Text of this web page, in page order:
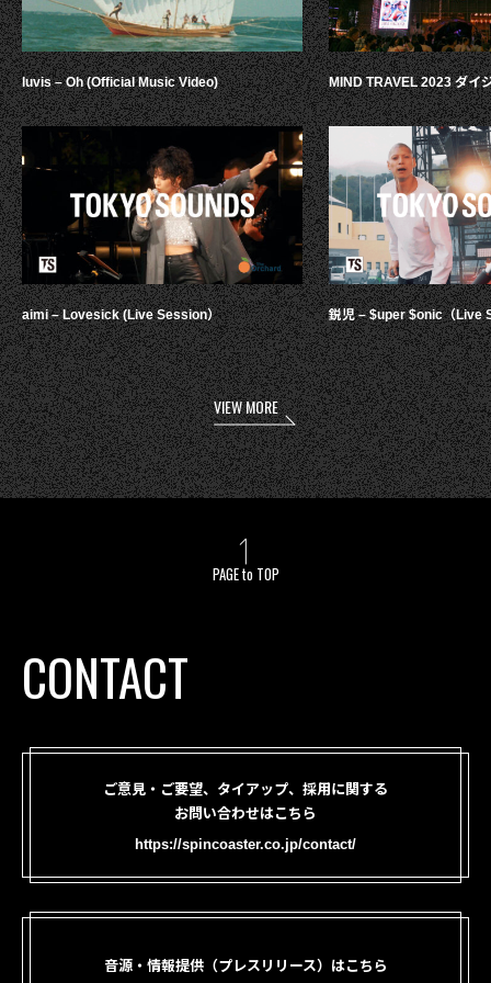
luvis – Oh (Official Music Video)
aimi – Lovesick (Live Session）
MIND TRAVEL 2023 ダイ
鋭児 – $uper $onic（Live
VIEW MORE
PAGE to TOP
CONTACT
ご意見・ご要望、タイアップ、採用に関する
お問い合わせはこちら
https://spincoaster.co.jp/contact/
音源・情報提供（プレスリリース）はこちら